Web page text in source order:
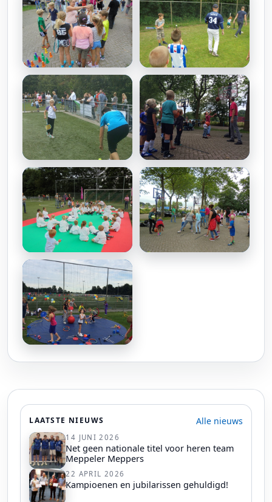
LAATSTE NIEUWS Alle nieuws
14 JUNI 2026
Net geen nationale titel voor heren team
Meppeler Meppers
22 APRIL 2026
Kampioenen en jubilarissen gehuldigd!